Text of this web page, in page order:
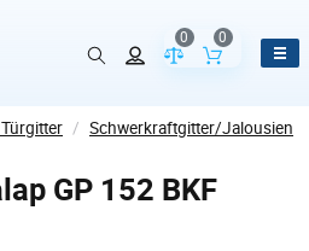
Vergleich der
0
Inhalt des
0
/ Schwerkraftgitter/Jalousien
GP 152 BKF